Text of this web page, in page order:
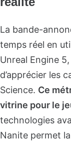
La bande-
temps réel en
Unreal Engine
d’apprécier les
Science. Ce
vitrine pour le
technologies
Nanite permet